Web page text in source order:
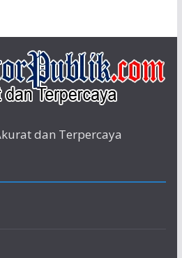
dan Terpercaya